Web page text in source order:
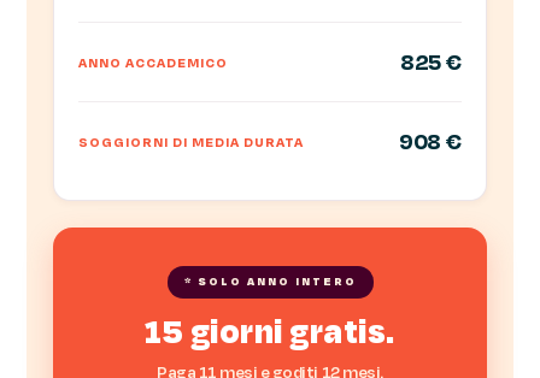
ANNO ACCADEMICO 825 €
SOGGIORNI DI MEDIA DURATA 908 €
* SOLO ANNO INTERO
15 giorni gratis.
Paga 11 mesi e goditi 12 mesi.